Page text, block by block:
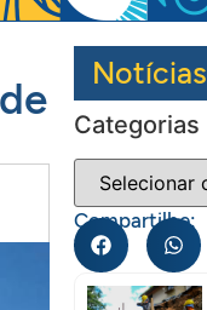
Notícias
Categorias
Compartilhe: